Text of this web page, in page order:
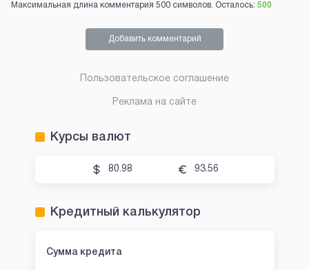
Максимальная длина комментария 500 символов. Осталось: 500
Добавить комментарий
Пользовательское соглашение
Реклама на сайте
Курсы валют
80.98 93.56
Кредитный калькулятор
Сумма кредита